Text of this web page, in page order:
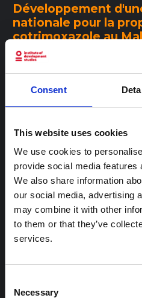
Consent
This website uses cookies
We use cookies to
provide social media features
We also share information
our social media, advertising
may combine it with other
to them or that they’ve
services.
Selection
Necessary
Développement
nationale pour la
cotrimoxazole au
et en Zambie : la
contexte, les
liens
Il existe plusieurs cadres pour
politiques de santé dans ces
rares. Élaboration d’une
préventif au cotrimoxazole en…
Politiques et systèmes de
AFRIQUE ORIENTALE ET AUSTRALE
HUB D’AFRIQUE CENTRALE ET
DOCUMENT DE RECHERCHE
Paysages des
Dans cet article, nous explorons